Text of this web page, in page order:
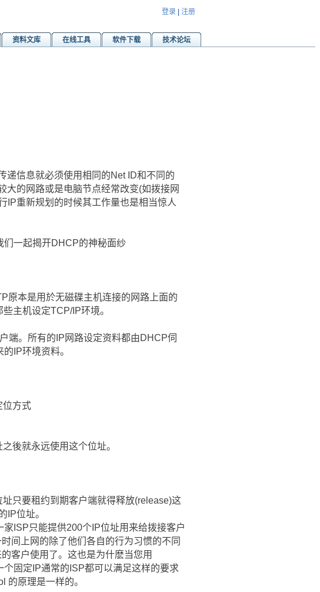
登录 注册
资料文库 在线工具 软件下载
技术论坛
息就必须使用相同的Net ID和不同的
大的网路或是电脑节点经常改变(如拨接网
IP重新规划的时候其工作量也是相当惊人
们一起揭开DHCP的神秘面纱
原本是用於无磁碟主机连接的网路上面的
主机设定TCP/IP环境。
端。所有的IP网路设定资料都由DHCP伺
IP环境资料。
位方式
後就永远使用这个位址。
只要租约到期客户端就得释放(release)这
IP位址。
ISP只能提供200个IP位址用来给拨接客户
间上网的除了他们各自的行为习惯的不同
客户使用了。这也是为什麽当您用
固定IP通常的ISP都可以满足这样的要求
的原理是一样的。